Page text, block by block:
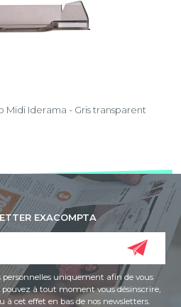
Iderama - Gris transparent
EXACOMPTA
personnelles uniquement afin de vous
pouvez à tout moment vous désinscrire,
cet effet en bas de nos newsletters.